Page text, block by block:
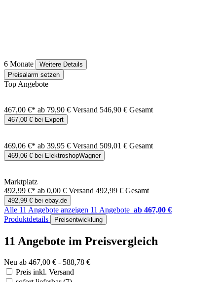
6 Monate
Weitere Details
Preisalarm setzen
Top Angebote
467,00 €* ab 79,90 € Versand 546,90 € Gesamt
467,00 € bei Expert
469,06 €* ab 39,95 € Versand 509,01 € Gesamt
469,06 € bei ElektroshopWagner
Marktplatz
492,99 €* ab 0,00 € Versand 492,99 € Gesamt
492,99 € bei ebay.de
Alle 11 Angebote anzeigen 11 Angebote ab 467,00 €
Produktdetails
Preisentwicklung
11 Angebote im Preisvergleich
Neu ab 467,00 € - 588,78 €
Preis inkl. Versand